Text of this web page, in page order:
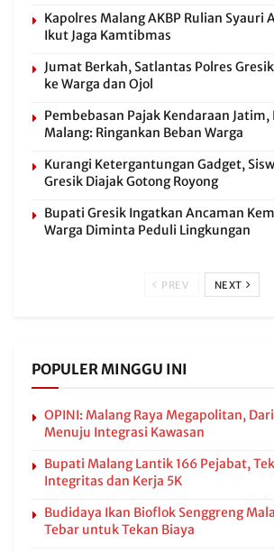
Kapolres Malang AKBP Rulian Syauri
Ikut Jaga Kamtibmas
Jumat Berkah, Satlantas Polres
ke Warga dan Ojol
Pembebasan Pajak Kendaraan Jatim,
Malang: Ringankan Beban Warga
Kurangi Ketergantungan Gadget,
Gresik Diajak Gotong Royong
Bupati Gresik Ingatkan Ancaman
Warga Diminta Peduli Lingkungan
PREV NEXT
POPULER MINGGU INI
OPINI: Malang Raya Megapolitan,
Menuju Integrasi Kawasan
Bupati Malang Lantik 166 Pejabat,
Integritas dan Kerja 5K
Budidaya Ikan Bioflok Senggreng
Tebar untuk Tekan Biaya